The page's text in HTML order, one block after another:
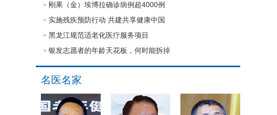
刚果（金）埃博拉确诊病例超4000例
实施残疾预防行动 共建共享健康中国
黑龙江规范适老化医疗服务项目
银发志愿者的年龄天花板，何时能拆掉
名医名家